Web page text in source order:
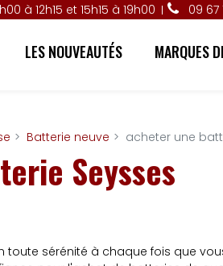
à 12h15 et 15h15 à 19h00 09 67
LES NOUVEAUTÉS MARQUES
Batterie neuve acheter une
Seysses
sérénité à chaque fois que